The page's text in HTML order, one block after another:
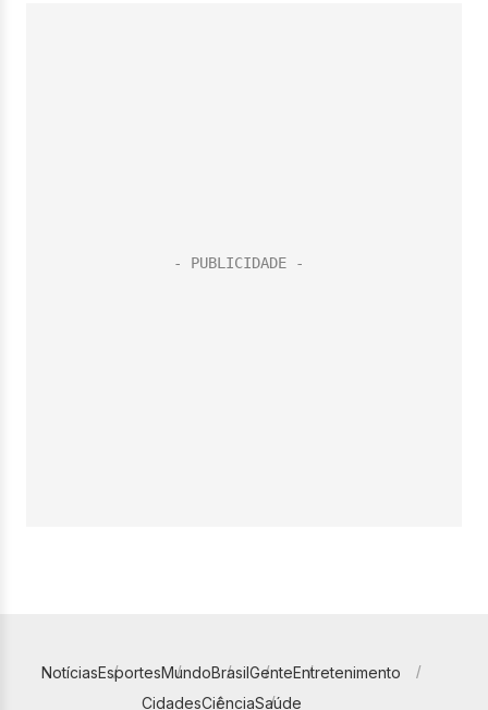
NotíciasEsportesMundoBrasilGenteEntretenimento
CidadesCiênciaSaúde